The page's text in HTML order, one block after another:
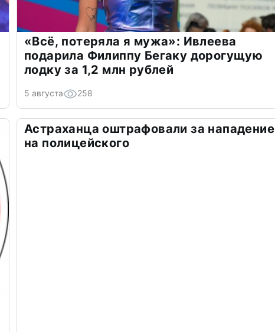
«Всё, потеряла я мужа»: Ивлеева
подарила Филиппу Бегаку дорогущую
лодку за 1,2 млн рублей
5 августа 258
Астраханца оштрафовали за нападение
на полицейского